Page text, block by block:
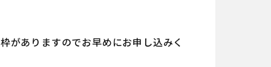
がありますのでお早めにお申し込みく